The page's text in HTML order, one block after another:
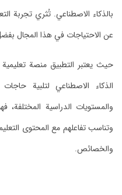
بالذكاء الاصطناعي. تُثري تجربة
عن الاحتياجات في هذا المجال
حيث يعتبر التطبيق منصة
الذكاء الاصطناعي لتلبية
والمستويات الدراسية
وتناسب تفاعلهم مع المحتوى
والخصائص.